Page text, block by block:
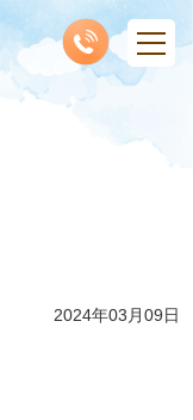
2024年03月09日